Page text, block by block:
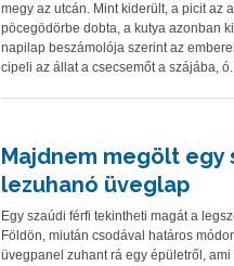
megy az utcán. Mint kiderült, a picit az
pöcegödörbe dobta, a kutya azonban
napilap beszámolója szerint az
cipeli az állat a csecsemőt a szájába,
Majdnem megölt
lezuhanó üveglap
Egy szaúdi férfi tekintheti magát a
Földön, miután csodával határos
üvegpanel zuhant rá egy épületről, ami